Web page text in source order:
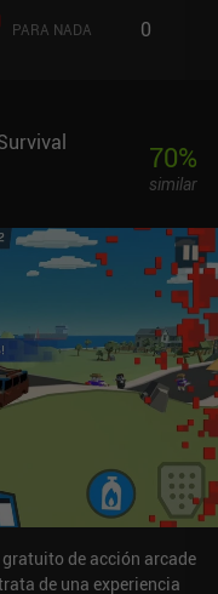
Hit. Lo que
y su música y
a lo que
cae de repente ante
cinco modos de juego
local. Por desgracia, sin
tienen que
se quedan sin bolas.
iAP de 1,99 dólares
cuando tienes unos
creo que descubrirás
hayas visto antes.
PARA NADA 0
70%
similar
de acción arcade
de una experiencia